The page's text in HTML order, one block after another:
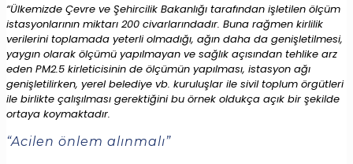
“Ülkemizde Çevre ve Şehircilik Bakanlığı tarafından işletilen ölçüm
istasyonlarının miktarı 200 civarlarındadır. Buna rağmen kirlilik
verilerini toplamada yeterli olmadığı, ağın daha da genişletilmesi,
yaygın olarak ölçümü yapılmayan ve sağlık açısından tehlike arz
eden PM2.5 kirleticisinin de ölçümün yapılması, istasyon ağı
genişletilirken, yerel belediye vb. kuruluşlar ile sivil toplum örgütleri
ile birlikte çalışılması gerektiğini bu örnek oldukça açık bir şekilde
ortaya koymaktadır.
“Acilen önlem alınmalı”